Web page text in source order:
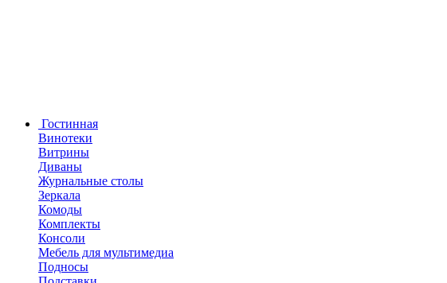
Гостинная
Винотеки
Витрины
Диваны
Журнальные столы
Зеркала
Комоды
Комплекты
Консоли
Мебель для мультимедиа
Подносы